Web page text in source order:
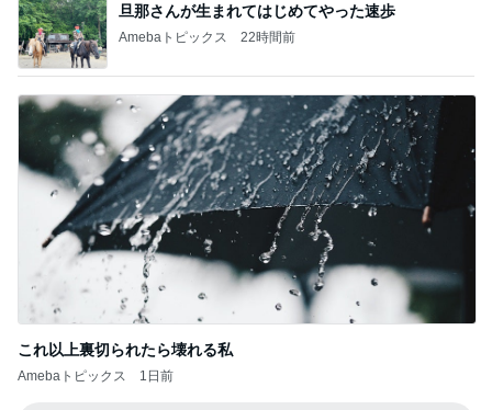
旦那さんが生まれてはじめてやった速歩
Amebaトピックス 22時間前
これ以上裏切られたら壊れる私
Amebaトピックス 1日前